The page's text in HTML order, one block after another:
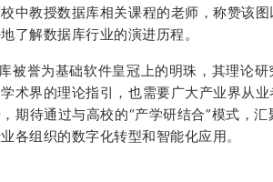
中教授数据库相关课程的老师，称赞该
了解数据库行业的演进历程。
被誉为基础软件皇冠上的明珠，其理论
术界的理论指引，也需要广大产业界从
期待通过与高校的“产学研结合”模式，
各组织的数字化转型和智能化应用。